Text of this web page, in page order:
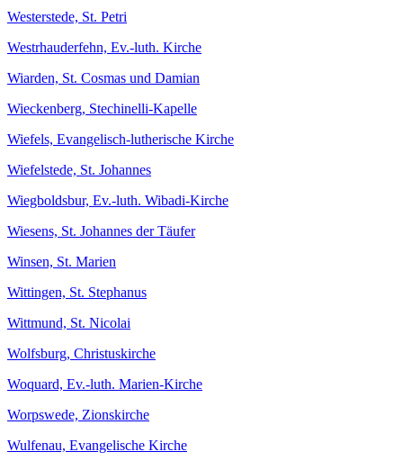
Westerstede, St. Petri
Westrhauderfehn, Ev.-luth. Kirche
Wiarden, St. Cosmas und Damian
Wieckenberg, Stechinelli-Kapelle
Wiefels, Evangelisch-lutherische Kirche
Wiefelstede, St. Johannes
Wiegboldsbur, Ev.-luth. Wibadi-Kirche
Wiesens, St. Johannes der Täufer
Winsen, St. Marien
Wittingen, St. Stephanus
Wittmund, St. Nicolai
Wolfsburg, Christuskirche
Woquard, Ev.-luth. Marien-Kirche
Worpswede, Zionskirche
Wulfenau, Evangelische Kirche